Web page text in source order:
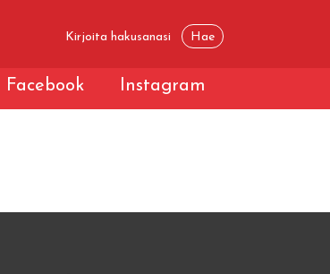
Facebook Instagram